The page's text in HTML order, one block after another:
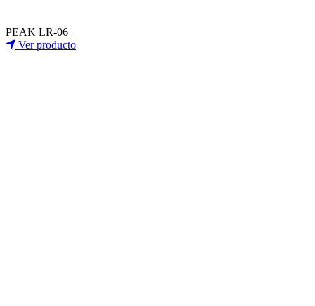
PEAK LR-06
Ver producto